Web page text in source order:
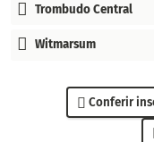
Trombudo Central
Witmarsum
Conferir